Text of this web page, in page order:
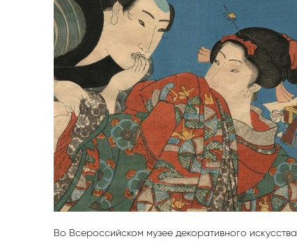
Во Всероссийском музее декоративного искусства